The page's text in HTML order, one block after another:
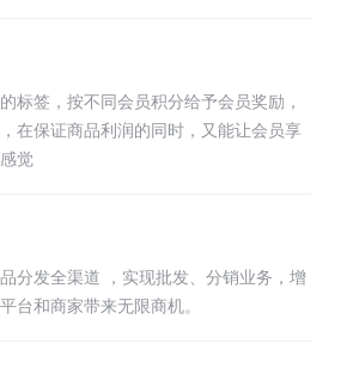
标签，按不同会员积分给予会员奖励，
在保证商品利润的同时，又能让会员享
觉
分发全渠道 ，实现批发、分销业务，增
台和商家带来无限商机。